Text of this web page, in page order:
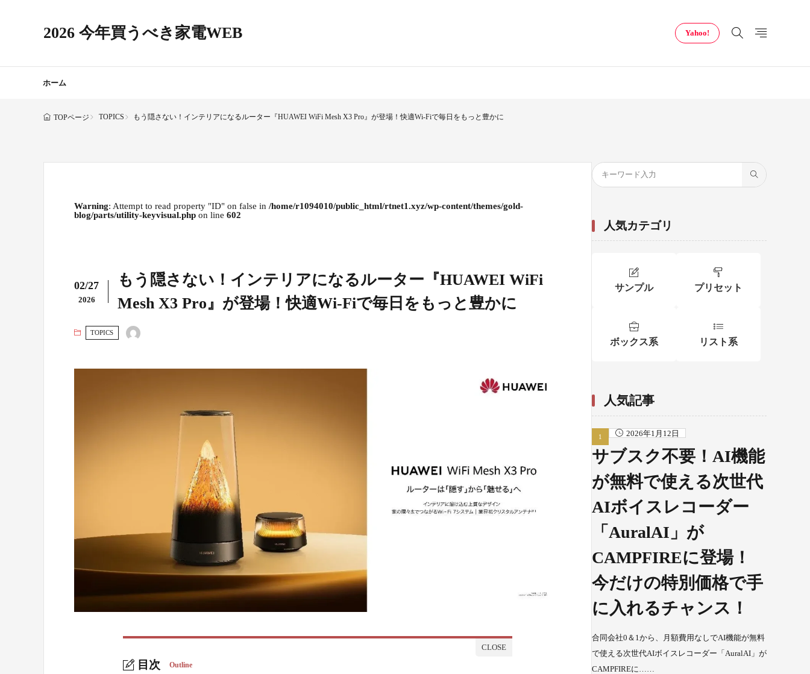
2026 今年買うべき家電WEB Yahoo!
ホーム
TOPページ TOPICS もう隠さない！インテリアになるルーター『HUAWEI WiFi Mesh X3 Pro』が登場！快適Wi-Fiで毎日をもっと豊かに
Warning: Attempt to read property "ID" on false in /home/r1094010/public_html/rtnet1.xyz/wp-content/themes/gold-
blog/parts/utility-keyvisual.php on line 602
02/27
2026
もう隠さない！インテリアになるルーター『HUAWEI WiFi
Mesh X3 Pro』が登場！快適Wi-Fiで毎日をもっと豊かに
TOPICS
目次 Outline
人気カテゴリ
サンプル プリセット
ボックス系 リスト系
人気記事
2026年1月12日
サブスク不要！AI機能
が無料で使える次世代
AIボイスレコーダー
「AuralAI」が
CAMPFIREに登場！
今だけの特別価格で手
に入れるチャンス！
合同会社0＆1から、月額費用なしでAI機能が無料
で使える次世代AIボイスレコーダー「AuralAI」が
CAMPFIREに……